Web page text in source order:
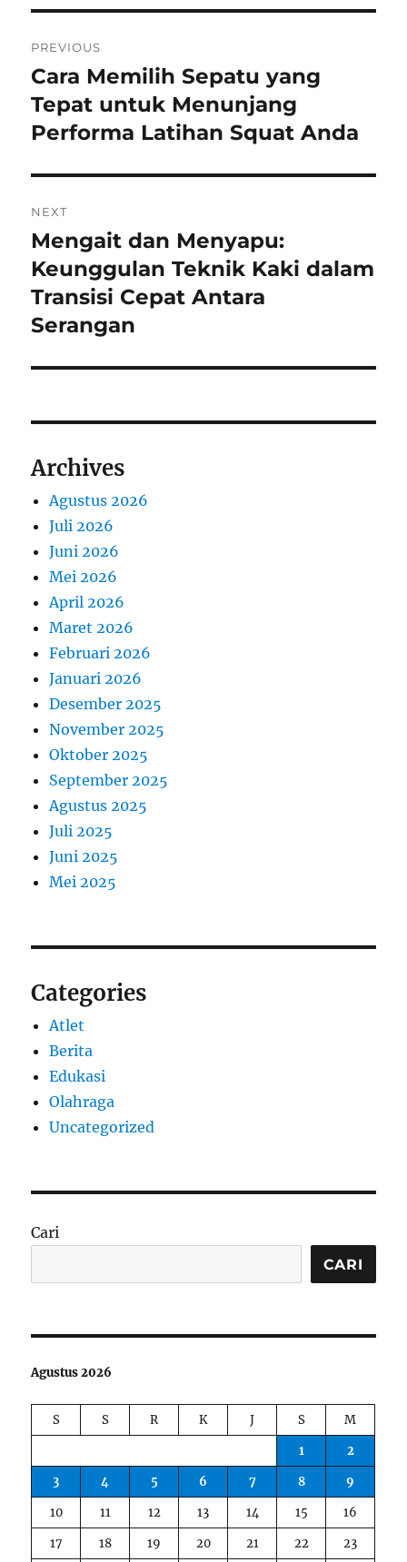
pos
PREVIOUS
Previous
post:
Cara Memilih Sepatu yang
Tepat untuk Menunjang
Performa Latihan Squat Anda
NEXT
Next
post:
Mengait dan Menyapu:
Keunggulan Teknik Kaki dalam
Transisi Cepat Antara
Serangan
Archives
Agustus 2026
Juli 2026
Juni 2026
Mei 2026
April 2026
Maret 2026
Februari 2026
Januari 2026
Desember 2025
November 2025
Oktober 2025
September 2025
Agustus 2025
Juli 2025
Juni 2025
Mei 2025
Categories
Atlet
Berita
Edukasi
Olahraga
Uncategorized
Cari
CARI
Agustus 2026
S S R K J S
M
1
2
3
4 5 6 7 8
9
10
11 12 13 14 15
16
17
18 19 20 21 22
23